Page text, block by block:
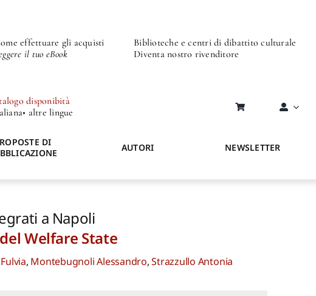
effettuare gli acquisti
il tuo eBook
Biblioteche e centri di dibattito culturale
Diventa nostro rivenditore
disponibità
• altre lingue
DI
AUTORI NEWSLETTER
a Napoli
Welfare State
, Montebugnoli Alessandro,Strazzullo Antonia